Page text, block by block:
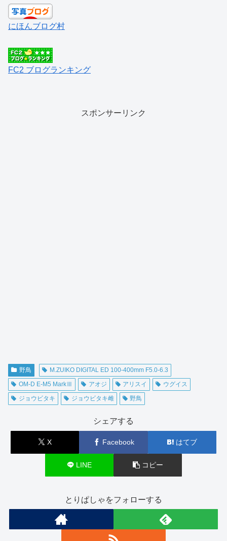
にほんブログ村
FC2 ブログランキング
スポンサーリンク
野鳥
M.ZUIKO DIGITAL ED 100-400mm F5.0-6.3
OM-D E-M5 MarkⅢ
アオジ アリスイ
ウグイス
ジョウビタキ
ジョウビタキ雌 野鳥
シェアする
X Facebook はてブ
LINE コピー
とりぱしゃをフォローする